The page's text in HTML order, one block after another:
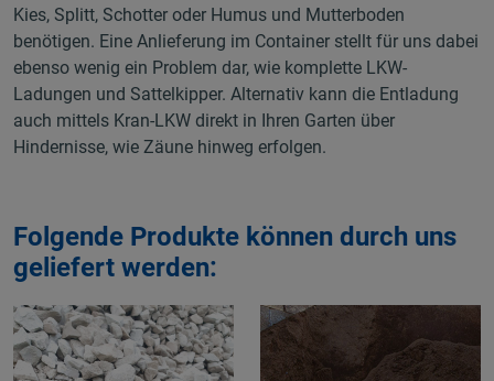
Kies, Splitt, Schotter oder Humus und Mutterboden
benötigen. Eine Anlieferung im Container stellt für uns dabei
ebenso wenig ein Problem dar, wie komplette LKW-
Ladungen und Sattelkipper. Alternativ kann die Entladung
auch mittels Kran-LKW direkt in Ihren Garten über
Hindernisse, wie Zäune hinweg erfolgen.
Folgende Produkte können durch uns
geliefert werden: